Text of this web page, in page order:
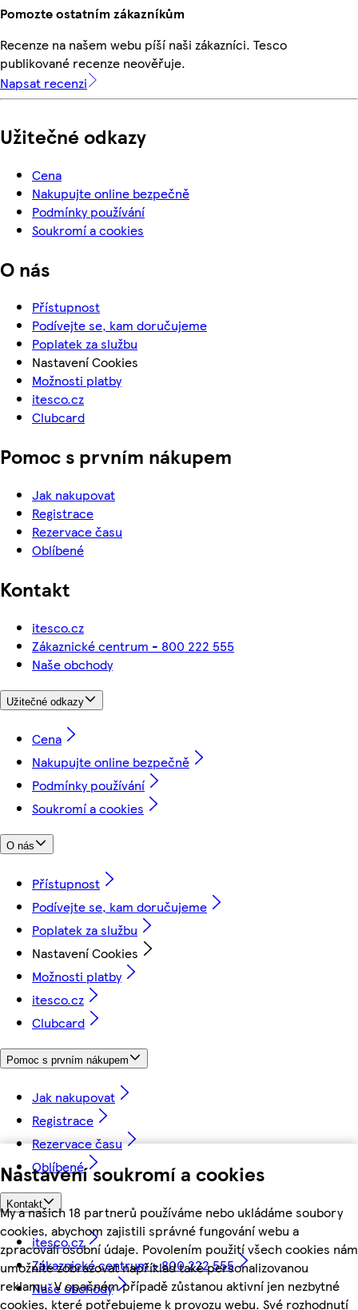
Nastavení soukromí a cookies
My a našich 18 partnerů používáme nebo ukládáme soubory
cookies, abychom zajistili správné fungování webu a
zpracovali osobní údaje. Povolením použití všech cookies nám
umožníte zobrazovat například také personalizovanou
reklamu. V opačném případě zůstanou aktivní jen nezbytné
cookies, které potřebujeme k provozu webu. Své rozhodnutí
Pomozte ostatním zákazníkům
Recenze na našem webu píší naši zákazníci. Tesco
publikované recenze neověřuje.
Napsat recenzi
Užitečné odkazy
Cena
Nakupujte online bezpečně
Podmínky používání
Soukromí a cookies
O nás
Přístupnost
Podívejte se, kam doručujeme
Poplatek za službu
Nastavení Cookies
Možnosti platby
itesco.cz
Clubcard
Pomoc s prvním nákupem
Jak nakupovat
Registrace
Rezervace času
Oblíbené
Kontakt
itesco.cz
Zákaznické centrum - 800 222 555
Naše obchody
Užitečné odkazy
Cena
Nakupujte online bezpečně
Podmínky používání
Soukromí a cookies
O nás
Přístupnost
Podívejte se, kam doručujeme
Poplatek za službu
Nastavení Cookies
Možnosti platby
itesco.cz
Clubcard
Pomoc s prvním nákupem
Jak nakupovat
Registrace
Rezervace času
Oblíbené
Kontakt
itesco.cz
Zákaznické centrum - 800 222 555
Naše obchody